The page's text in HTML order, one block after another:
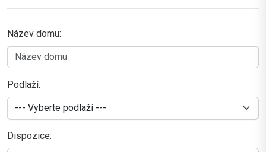
Název domu:
Podlaží:
Dispozice: